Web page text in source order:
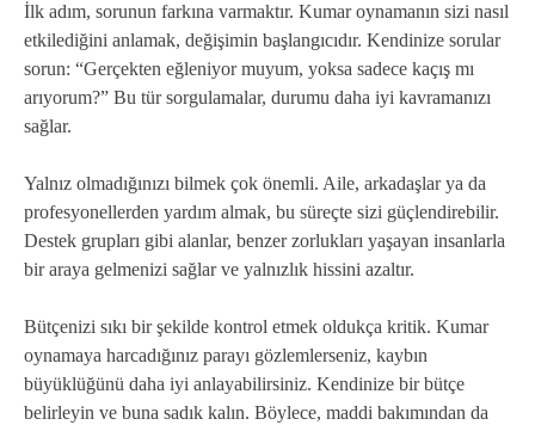
İlk adım, sorunun farkına varmaktır. Kumar oynamanın sizi nasıl
etkilediğini anlamak, değişimin başlangıcıdır. Kendinize sorular
sorun: “Gerçekten eğleniyor muyum, yoksa sadece kaçış mı
arıyorum?” Bu tür sorgulamalar, durumu daha iyi kavramanızı
sağlar.
Yalnız olmadığınızı bilmek çok önemli. Aile, arkadaşlar ya da
profesyonellerden yardım almak, bu süreçte sizi güçlendirebilir.
Destek grupları gibi alanlar, benzer zorlukları yaşayan insanlarla
bir araya gelmenizi sağlar ve yalnızlık hissini azaltır.
Bütçenizi sıkı bir şekilde kontrol etmek oldukça kritik. Kumar
oynamaya harcadığınız parayı gözlemlerseniz, kaybın
büyüklüğünü daha iyi anlayabilirsiniz. Kendinize bir bütçe
belirleyin ve buna sadık kalın. Böylece, maddi bakımından da